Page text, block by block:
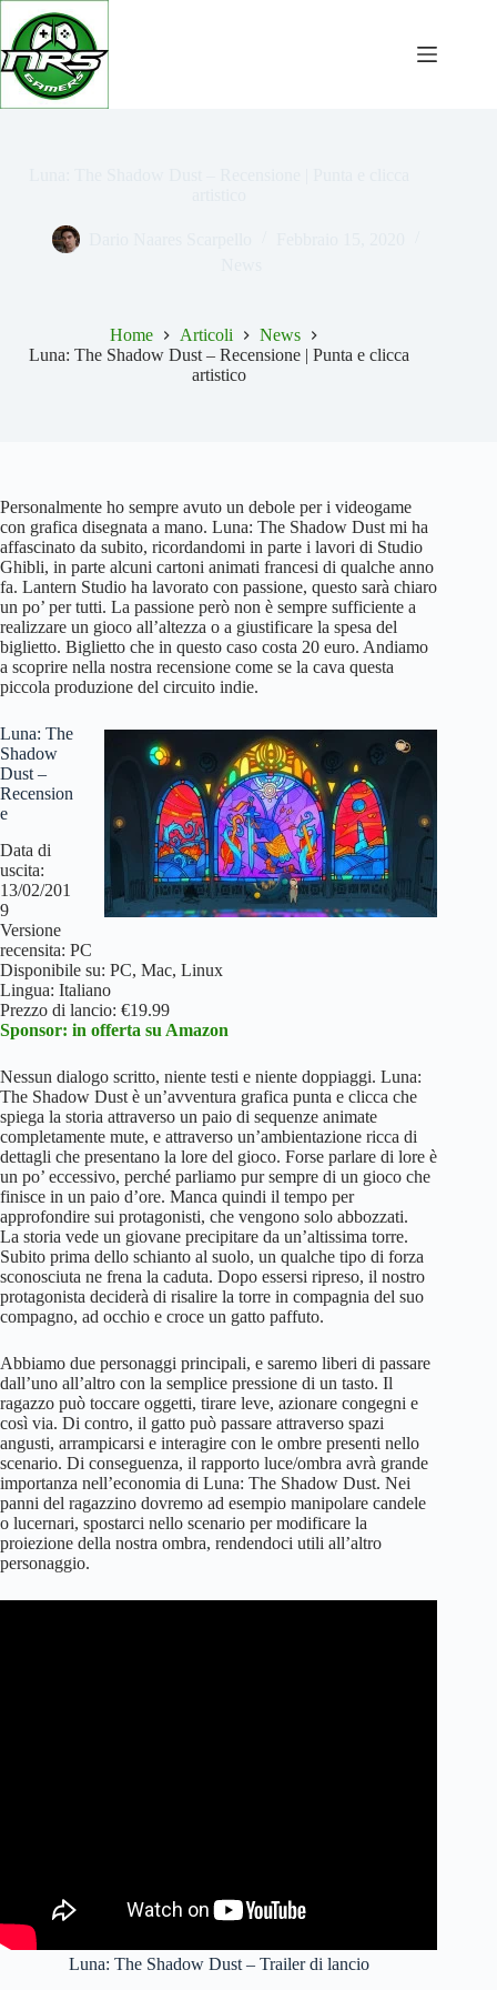
Salta
contenuto
Home Articoli
News
Luna: The Shadow Dust – Recensione | Punta e clicca
artistico
Personalmente ho sempre avuto un debole per i videogame
con grafica disegnata a mano. Luna: The Shadow Dust mi ha
affascinato da subito, ricordandomi in parte i lavori di Studio
Ghibli, in parte alcuni cartoni animati francesi di qualche anno
fa. Lantern Studio ha lavorato con passione, questo sarà chiaro
un po’ per tutti. La passione però non è sempre sufficiente a
realizzare un gioco all’altezza o a giustificare la spesa del
biglietto. Biglietto che in questo caso costa 20 euro. Andiamo
a scoprire nella nostra recensione come se la cava questa
piccola produzione del circuito indie.
Luna: The
Shadow
Dust –
Recension
e
Data di
uscita:
13/02/201
9
Versione
recensita: PC
Disponibile su: PC, Mac, Linux
Lingua: Italiano
Prezzo di lancio: €19.99
Sponsor: in offerta su Amazon
Nessun dialogo scritto, niente testi e niente doppiaggi. Luna:
The Shadow Dust è un’avventura grafica punta e clicca che
spiega la storia attraverso un paio di sequenze animate
completamente mute, e attraverso un’ambientazione ricca di
dettagli che presentano la lore del gioco. Forse parlare di lore è
un po’ eccessivo, perché parliamo pur sempre di un gioco che
finisce in un paio d’ore. Manca quindi il tempo per
approfondire sui protagonisti, che vengono solo abbozzati.
La storia vede un giovane precipitare da un’altissima torre.
Subito prima dello schianto al suolo, un qualche tipo di forza
sconosciuta ne frena la caduta. Dopo essersi ripreso, il nostro
protagonista deciderà di risalire la torre in compagnia del suo
compagno, ad occhio e croce un gatto paffuto.
Abbiamo due personaggi principali, e saremo liberi di passare
dall’uno all’altro con la semplice pressione di un tasto. Il
ragazzo può toccare oggetti, tirare leve, azionare congegni e
così via. Di contro, il gatto può passare attraverso spazi
angusti, arrampicarsi e interagire con le ombre presenti nello
scenario. Di conseguenza, il rapporto luce/ombra avrà grande
importanza nell’economia di Luna: The Shadow Dust. Nei
panni del ragazzino dovremo ad esempio manipolare candele
o lucernari, spostarci nello scenario per modificare la
proiezione della nostra ombra, rendendoci utili all’altro
personaggio.
Luna: The Shadow Dust – Trailer di lancio